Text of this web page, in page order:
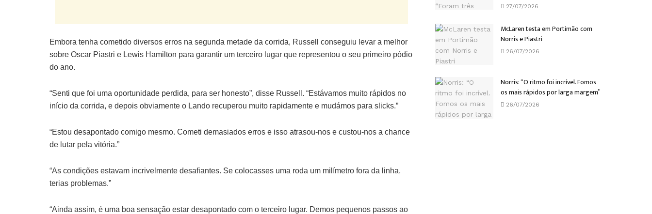
Embora tenha cometido diversos erros na segunda metade da corrida, Russell conseguiu levar a melhor
sobre Oscar Piastri e Lewis Hamilton para garantir um terceiro lugar que representou o seu primeiro pódio
do ano.
“Senti que foi uma oportunidade perdida, para ser honesto”, disse Russell. “Estávamos muito rápidos no
início da corrida, e depois obviamente o Lando recuperou muito rapidamente e mudámos para slicks.”
“Estou desapontado comigo mesmo. Cometi demasiados erros e isso atrasou-nos e custou-nos a chance
de lutar pela vitória.”
“As condições estavam incrivelmente desafiantes. Se colocasses uma roda um milímetro fora da linha,
terias problemas.”
“Ainda assim, é uma boa sensação estar desapontado com o terceiro lugar. Demos pequenos passos ao
27/07/2026
McLaren testa em Portimão com
Norris e Piastri
26/07/2026
Norris: “O ritmo foi incrível. Fomos
os mais rápidos por larga margem”
26/07/2026